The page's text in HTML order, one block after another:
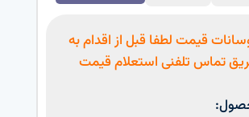
قیمت لطفا قبل از اقدام به
تماس تلفنی استعلام قیمت